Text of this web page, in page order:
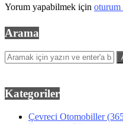
Yorum yapabilmek için oturum
Arama
Kategoriler
Çevreci Otomobiller